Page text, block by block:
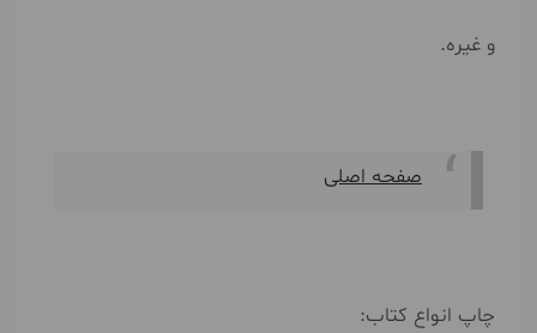
و غیره.
صفحه اصلی
چاپ انواع کتاب: